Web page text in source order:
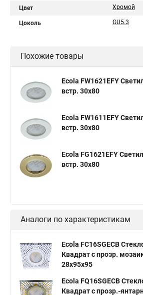
Цвет Хромой
Цоколь GU5.3
Похожие товары
Ecola FW1621EFY
встр. 30x80
Ecola FW1611EFY
встр. 30x80
Ecola FG1621EFY
встр. 30x80
Аналоги по характеристикам
Ecola FC16SGECB
Квадрат с прозр.
28x95x95
Ecola FQ16SGECB
Квадрат с прозр.-